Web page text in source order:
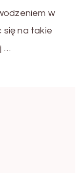
w
się na takie
…